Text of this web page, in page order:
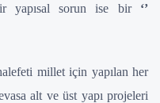
yapısal sorun ise bir ‘’
millet için yapılan her
alt ve üst yapı projeleri